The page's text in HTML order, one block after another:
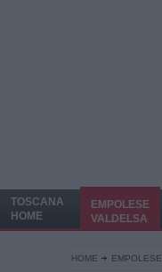
TOSCANA
HOME
EMPOLESE
VALDELSA
HOME